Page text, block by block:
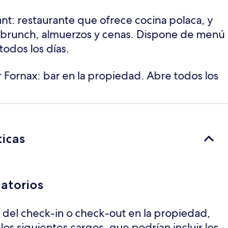
restaurante que ofrece cocina polaca, y
almuerzos y cenas. Dispone de menú
los días.
Fornax: bar en la propiedad. Abre todos los
del check-in o check-out en la propiedad,